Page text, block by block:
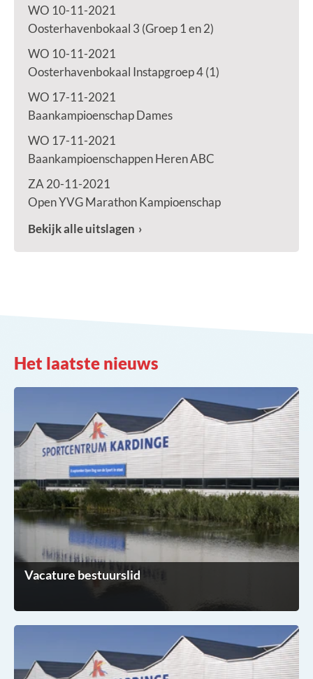
WO 10-11-2021
Oosterhavenbokaal 3 (Groep 1 en 2)
WO 10-11-2021
Oosterhavenbokaal Instapgroep 4 (1)
WO 17-11-2021
Baankampioenschap Dames
WO 17-11-2021
Baankampioenschappen Heren ABC
ZA 20-11-2021
Open YVG Marathon Kampioenschap
Bekijk alle uitslagen
Het laatste nieuws
Vacature bestuurslid